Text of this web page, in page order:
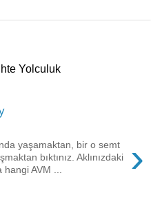
Yolculuk
›
yaşamaktan, bir o semt
bıktınız. Aklınızdaki
hangi AVM ...